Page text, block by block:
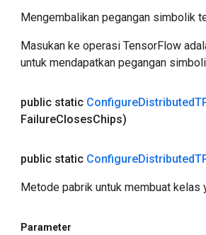
Mengembalikan pegangan simbolik
Masukan ke operasi TensorFlow
untuk mendapatkan pegangan
public static ConfigureDistributed
FailureClosesChips)
public static ConfigureDistributed
Metode pabrik untuk membuat kelas
Parameter